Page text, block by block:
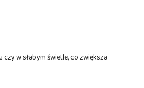
w słabym świetle, co zwiększa